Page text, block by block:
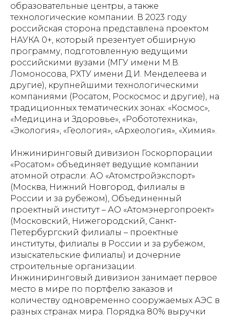
образовательные центры, а также
технологические компании. В 2023 году
российская сторона представлена проектом
НАУКА 0+, который презентует обширную
программу, подготовленную ведущими
российскими вузами (МГУ имени М.В.
Ломоносова, РХТУ имени Д.И. Менделеева и
другие), крупнейшими технологическими
компаниями (Росатом, Роскосмос и другие), на
традиционных тематических зонах: «Космос»,
«Медицина и Здоровье», «Робототехника»,
«Экология», «Геология», «Археология», «Химия».
Инжиниринговый дивизион Госкорпорации
«Росатом» объединяет ведущие компании
атомной отрасли: АО «Атомстройэкспорт»
(Москва, Нижний Новгород, филиалы в
России и за рубежом), Объединенный
проектный институт – АО «Атомэнергопроект»
(Московский, Нижегородский, Санкт-
Петербургский филиалы – проектные
институты, филиалы в России и за рубежом,
изыскательские филиалы) и дочерние
строительные организации.
Инжиниринговый дивизион занимает первое
место в мире по портфелю заказов и
количеству одновременно сооружаемых АЭС в
разных странах мира. Порядка 80% выручки